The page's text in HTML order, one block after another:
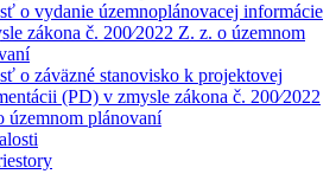
o vydanie územnoplánovacej informácie
zákona č. 200⁄2022 Z. z. o územnom
o záväzné stanovisko k projektovej
(PD) v zmysle zákona č. 200⁄2022
územnom plánovaní